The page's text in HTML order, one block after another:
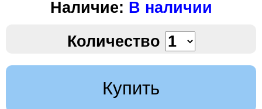
Наличие: В наличии
Количество
Купить